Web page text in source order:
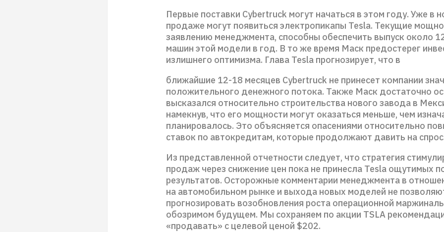
Первые поставки Cybertruck могут начаться в этом году. Уже в
продажe могут появиться электропикапы Tesla. Текущие
заявлению менеджмента, способны обеспечить выпуск около
машин этой модели в год. В то же время Маск предостерег
излишнего оптимизма. Глава Tesla прогнозирует, что в
ближайшие 12-18 месяцев Cybertruck не принесет компании
положительного денежного потока. Также Маск достаточно
высказался относительно строительства нового завода в
намекнув, что его мощности могут оказаться меньше, чем
планировалось. Это объясняется опасениями относительно
ставок по автокредитам, которые продолжают давить на
Из представленной отчетности следует, что стратегия
продаж через снижение цен пока не принесла Tesla ощутимых
результатов. Осторожные комментарии менеджмента в
на автомобильном рынке и выхода новых моделей не
прогнозировать возобновления роста операционной
обозримом будущем. Мы сохраняем по акции TSLA
«продавать» с целевой ценой $202.